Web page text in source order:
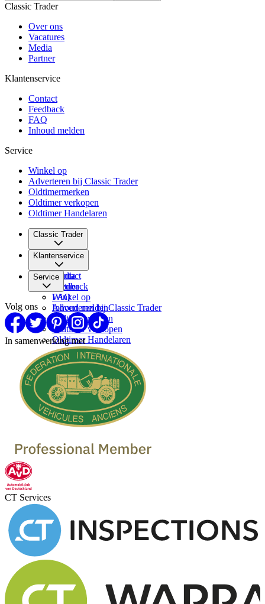
Classic Trader
Over ons
Vacatures
Media
Partner
Klantenservice
Contact
Feedback
FAQ
Inhoud melden
Service
Winkel op
Adverteren bij Classic Trader
Oldtimermerken
Oldtimer verkopen
Oldtimer Handelaren
Classic Trader
Over ons
Vacatures
Media
Partner
Klantenservice
Contact
Feedback
FAQ
Inhoud melden
Service
Winkel op
Adverteren bij Classic Trader
Oldtimermerken
Oldtimer verkopen
Oldtimer Handelaren
Volg ons
In samenwerking met
CT Services